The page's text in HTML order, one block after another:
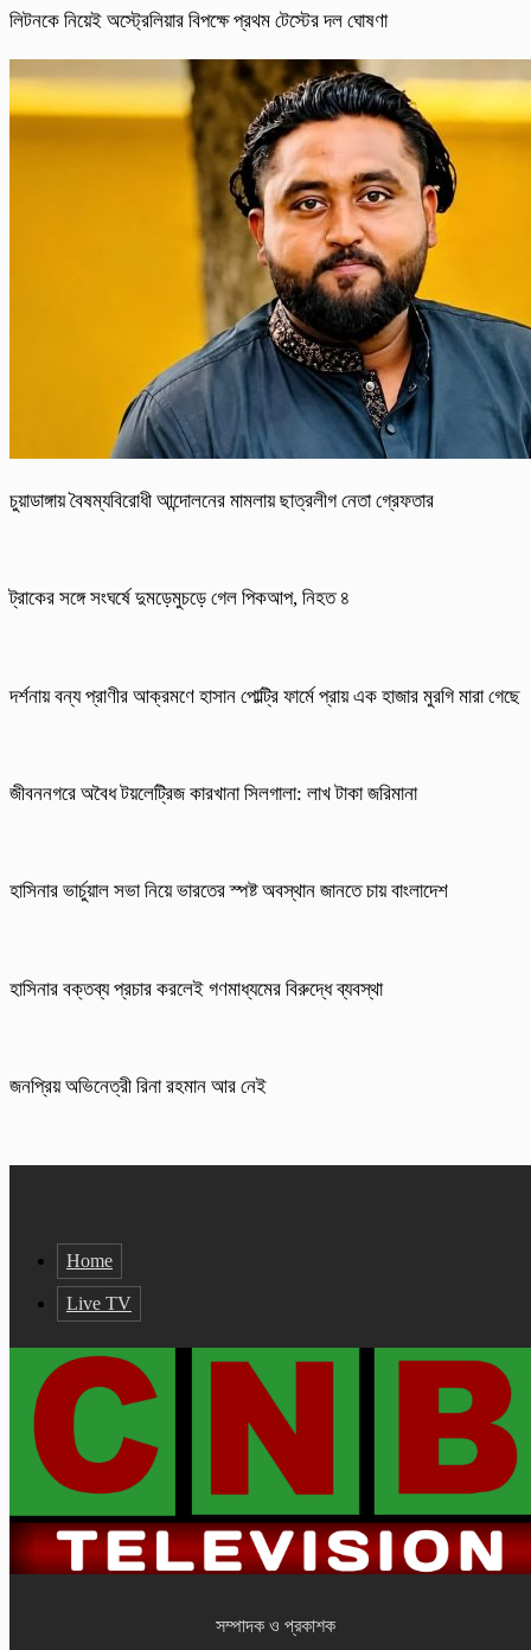
লিটনকে নিয়েই অস্ট্রেলিয়ার বিপক্ষে প্রথম টেস্টের দল ঘোষণা
চুয়াডাঙ্গায় বৈষম্যবিরোধী আন্দোলনের মামলায় ছাত্রলীগ নেতা গ্রেফতার
ট্রাকের সঙ্গে সংঘর্ষে দুমড়েমুচড়ে গেল পিকআপ, নিহত ৪
দর্শনায় বন্য প্রাণীর আক্রমণে হাসান পোল্ট্রি ফার্মে প্রায় এক হাজার মুরগি মারা গেছে
জীবননগরে অবৈধ টয়লেট্রিজ কারখানা সিলগালা: লাখ টাকা জরিমানা
হাসিনার ভার্চুয়াল সভা নিয়ে ভারতের স্পষ্ট অবস্থান জানতে চায় বাংলাদেশ
হাসিনার বক্তব্য প্রচার করলেই গণমাধ্যমের বিরুদ্ধে ব্যবস্থা
জনপ্রিয় অভিনেত্রী রিনা রহমান আর নেই
Home
Live TV
সম্পাদক ও প্রকাশক